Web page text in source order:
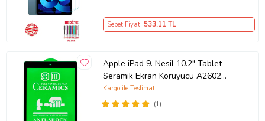
Sepet Fiyatı 533,11 TL
Apple iPad 9. Nesil 10.2" Tablet
Seramik Ekran Koruyucu A2602
A2603 A2605 A2604 (Siyah)
(1)
Kargo ile Teslimat